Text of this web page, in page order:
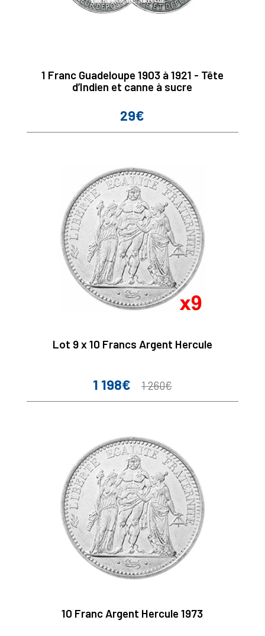
1 Franc Guadeloupe 1903 à 1921 - Tête
d’Indien et canne à sucre
Prix
29€
Lot 9 x 10 Francs Argent Hercule
Prix
1 198€
Prix
1 260€
10 Franc Argent Hercule 1973